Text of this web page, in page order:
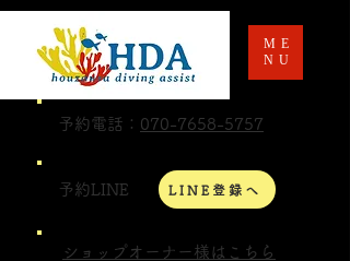
予約電話： 070-7658-5757
予約LINE LINE登録へ
ショップオーナー様はこちら
ME
NU